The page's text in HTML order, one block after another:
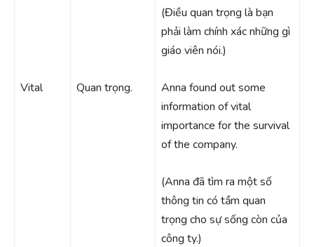
Vital Quan trọng.
(Điều quan trọng là bạn
phải làm chính xác những gì
giáo viên nói.)
Anna found out some
information of vital
importance for the survival
of the company.
(Anna đã tìm ra một số
thông tin có tầm quan
trọng cho sự sống còn của
công ty.)